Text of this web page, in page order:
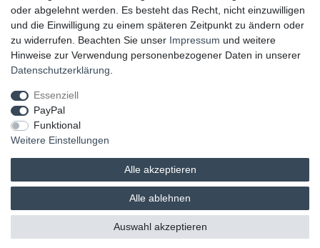
UNSERE LIEFERMÖGLICHKEITEN
GEPRÜFTE UND AUSGEZEICHNETE LEISTUNG
oder abgelehnt werden. Es besteht das Recht, nicht einzuwilligen
und die Einwilligung zu einem späteren Zeitpunkt zu ändern oder
zu widerrufen. Beachten Sie unser Impressum und weitere
Hinweise zur Verwendung personenbezogener Daten in unserer
Daten­schutz­erklärung
Essenziell
PayPal
Funktional
Weitere Einstellungen
Alle akzeptieren
Alle ablehnen
Auswahl akzeptieren